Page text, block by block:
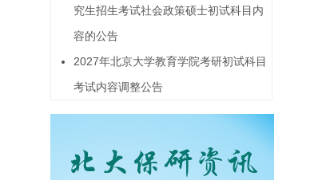
究生招生考试社会政策硕士初试科目内
容的公告
2027年北京大学教育学院考研初试科目
考试内容调整公告